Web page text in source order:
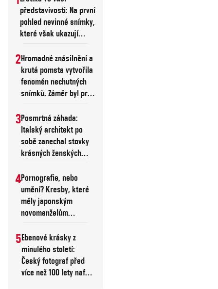
školních střelbách
nebo jiných útocích,
Vychází najevo, že
někteří z pachatelů
nenávidí celý svět pro
důvody, které jsou
než „tradiční“
ideologická vysvětlení.
představivosti: Na první
pohled nevinné snímky,
které však ukazují
2Hromadné znásilnění a
krutá pomsta vytvořila
fenomén nechutných
snímků. Záměr byl prý
3Posmrtná záhada:
Italský architekt po
sobě zanechal stovky
krásných ženských
nevěděl
4Pornografie, nebo
umění? Kresby, které
měly japonským
novomanželům
5Ebenové krásky z
minulého století:
Český fotograf před
více než 100 lety nafotil